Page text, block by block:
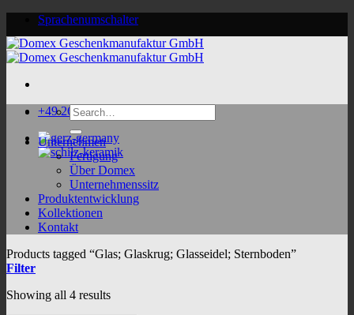
content
Sprachenumschalter
+49 2624 9188 0
Search
for:
Unternehmen
Fertigung
Über Domex
Unternehmenssitz
Produktentwicklung
Kollektionen
Kontakt
Products tagged “Glas; Glaskrug; Glasseidel; Sternboden”
Filter
Showing all 4 resultsSorted